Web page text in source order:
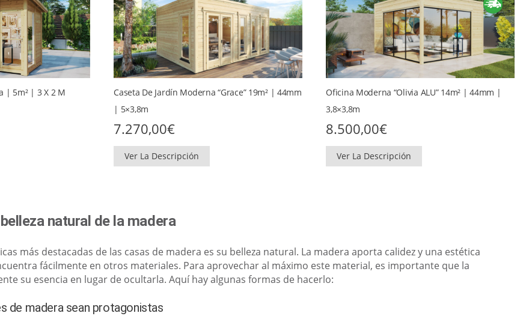
| 5m² | 3 X 2 M
Caseta De Jardín Moderna “Grace” 19m² | 44mm
| 5×3,8m
7.270,00€
Ver La Descripción
Oficina Moderna “Olivia ALU” 14m² | 44mm |
3,8×3,8m
8.500,00€
Ver La Descripción
natural de la madera
más destacadas de las casas de madera es su belleza natural. La madera aporta calidez y una estética
fácilmente en otros materiales. Para aprovechar al máximo este material, es importante que la
su esencia en lugar de ocultarla. Aquí hay algunas formas de hacerlo:
de madera sean protagonistas